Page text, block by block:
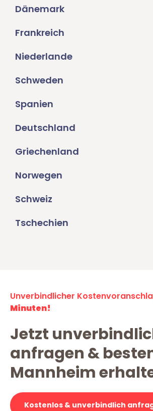
Dänemark
Frankreich
Niederlande
Schweden
Spanien
Deutschland
Griechenland
Norwegen
Schweiz
Tschechien
Unverbindlicher
Minuten!
Jetzt
anfragen &
Mannheim
Kostenlos & unverbindlich